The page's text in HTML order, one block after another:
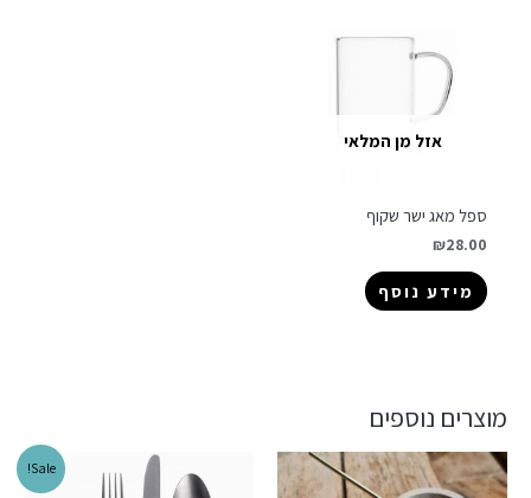
אזל מן המלאי
ספל מאג ישר שקוף
₪28.00
מידע נוסף
מוצרים נוספים
Sale!